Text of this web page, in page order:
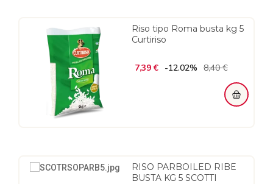
Riso tipo Roma busta kg 5
Curtiriso
7,39 €
Prezzo
-12.02% 8,40 €
RISO PARBOILED RIBE
BUSTA KG 5 SCOTTI